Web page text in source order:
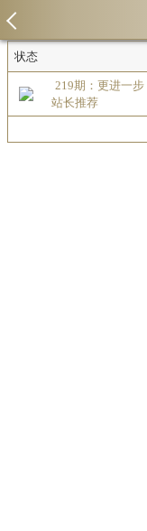
状态
219期：更进一
站长推荐